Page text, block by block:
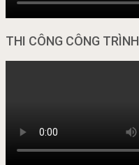
THI CÔNG CÔNG TRÌNH